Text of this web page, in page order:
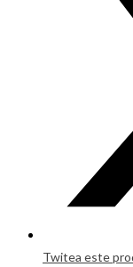
Twitea este